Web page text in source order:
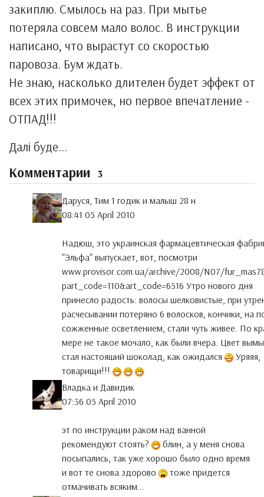
закиплю. Смылось на раз. При мытье
потеряла совсем мало волос. В инструкции
написано, что вырастут со скоростью
паровоза. Бум ждать.
Не знаю, насколько длителен будет эффект от
всех этих примочек, но первое впечатление -
ОТПАД!!!
Далі буде...
Комментарии 3
Даруся, Тим 1 годик и малыш 28 н
08:41 05 April 2010
Надюш, это украинская фармацевтическая
"Эльфа" выпускает, вот, посмотри
www.provisor.com.ua/archive/2008/N07/
part_code=110&art_code=6516 Утро нового дня
принесло радость: волосы шелковистые, при
расчесывании потеряно 6 волосков, кончики, на
сожженные осветлением, стали чуть живее. По
мере не такое мочало, как были вчера. Цвет
стал настояший шоколад, как ожидался
Уряяя,
товарищи!!!
Владка и Давидик
07:36 05 April 2010
эт по инструкции раком над ванной
рекомендуют стоять?
блин, а у меня снова
посыпались, так уже хорошо было одно время
и вот те снова здорово
тоже придется
отмачивать всяким...